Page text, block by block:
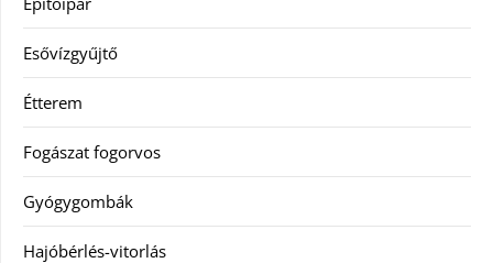
Esővízgyűjtő
Étterem
Fogászat fogorvos
Gyógygombák
Hajóbérlés-vitorlás